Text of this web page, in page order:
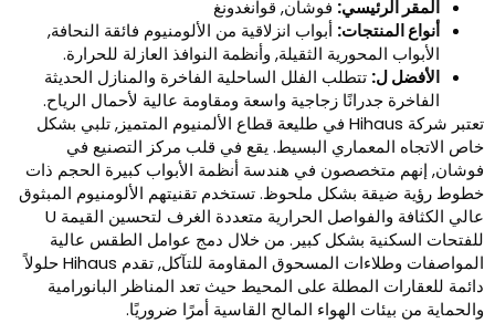
المقر الرئيسي:فوشان, قوانغدونغ
أنواع المنتجات:أبواب انزلاقية من الألومنيوم فائقة النحافة,
الأبواب المحورية الثقيلة, وأنظمة النوافذ العازلة للحرارة.
الأفضل ل:تتطلب الفلل الساحلية الفاخرة والمنازل الحديثة
الفاخرة جدرانًا زجاجية واسعة ومقاومة عالية لأحمال الرياح.
تعتبر شركة Hihaus في طليعة قطاع الألمنيوم المتميز, تلبي بشكل
الاتجاه المعماري البسيط. يقع في قلب مركز التصنيع في
إنهم متخصصون في هندسة أنظمة الأبواب كبيرة الحجم ذات
رؤية ضيقة بشكل ملحوظ. تستخدم تقنيتهم ​​الألومنيوم المبثوق
عالي الكثافة والفواصل الحرارية متعددة الغرف لتحسين القيمة U
السكنية بشكل كبير. من خلال دمج عوامل الطقس عالية
المواصفات وطلاءات المسحوق المقاومة للتآكل, تقدم Hihaus حلولاً
للعقارات المطلة على المحيط حيث تعد المناظر البانورامية
من بيئات الهواء المالح القاسية أمرًا ضروريًا.